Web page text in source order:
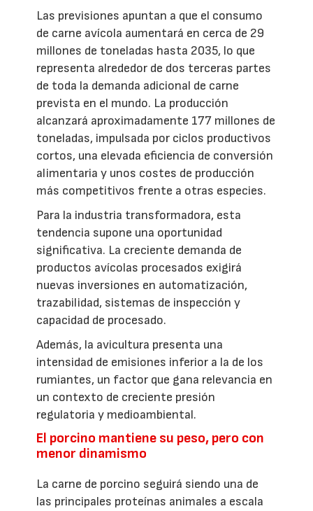
Las previsiones apuntan a que el consumo
de carne avícola aumentará en cerca de 29
millones de toneladas hasta 2035, lo que
representa alrededor de dos terceras partes
de toda la demanda adicional de carne
prevista en el mundo. La producción
alcanzará aproximadamente 177 millones de
toneladas, impulsada por ciclos productivos
cortos, una elevada eficiencia de conversión
alimentaria y unos costes de producción
más competitivos frente a otras especies.
Para la industria transformadora, esta
tendencia supone una oportunidad
significativa. La creciente demanda de
productos avícolas procesados exigirá
nuevas inversiones en automatización,
trazabilidad, sistemas de inspección y
capacidad de procesado.
Además, la avicultura presenta una
intensidad de emisiones inferior a la de los
rumiantes, un factor que gana relevancia en
un contexto de creciente presión
regulatoria y medioambiental.
El porcino mantiene su peso, pero con
menor dinamismo
La carne de porcino seguirá siendo una de
las principales proteínas animales a escala